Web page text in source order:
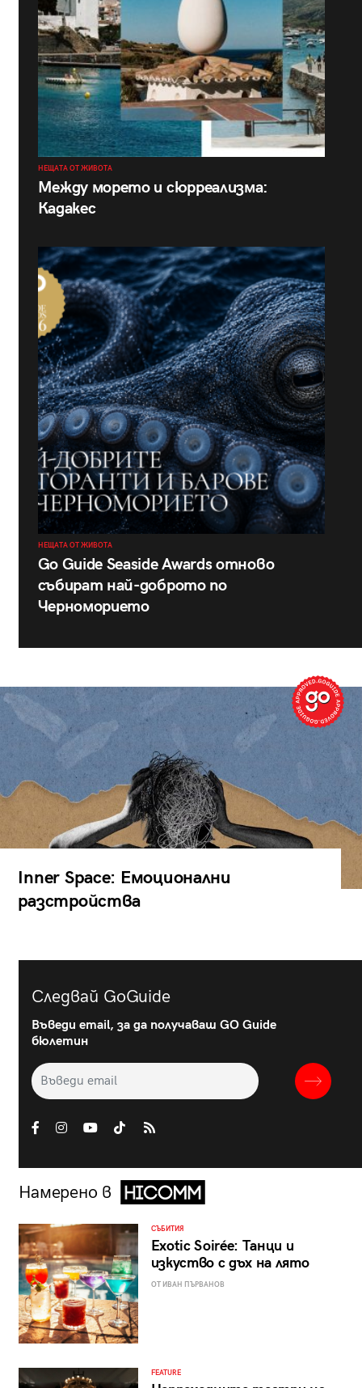
НЕЩАТА ОТ ЖИВОТА
Между морето и сюрреализма:
Кадакес
НЕЩАТА ОТ ЖИВОТА
Go Guide Seaside Awards отново
събират най-доброто по
Черноморието
Inner Space: Емоционални
разстройства
Следвай GoGuide
Въведи email, за да получаваш GO Guide
бюлетин
Намерено в
СЪБИТИЯ
Exotic Soirée: Танци и
изкуство с дъх на лято
ОТ ИВАН ПЪРВАНОВ
FEATURE